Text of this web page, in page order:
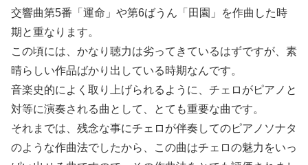
交響曲第5番「運命」や第6ばうん「田園」を作曲した時
期と重なります。
この頃には、かなり聴力は劣ってきているはずですが、素
晴らしい作品ばかり出している時期なんです。
音楽史的によく取り上げられるように、チェロがピアノと
対等に演奏される曲として、とても重要な曲です。
それまでは、残念な事にチェロが伴奏してのピアノソナタ
のような作曲法でしたから、この曲はチェロの魅力をいっ